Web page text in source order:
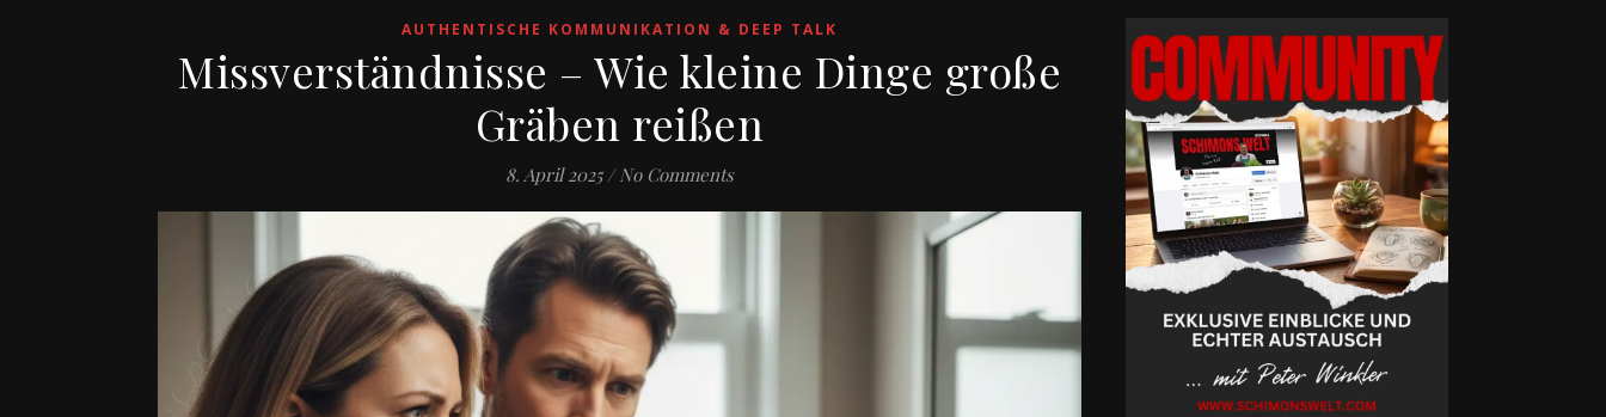
AUTHENTISCHE KOMMUNIKATION & DEEP TALK
Missverständnisse – Wie kleine Dinge große
Gräben reißen
8. April 2025 / No Comments